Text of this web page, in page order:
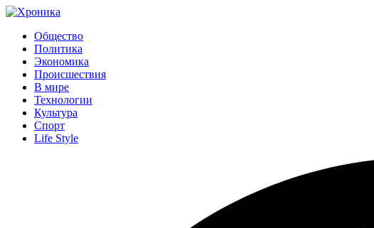
Общество
Политика
Экономика
Происшествия
В мире
Технологии
Культура
Спорт
Life Style